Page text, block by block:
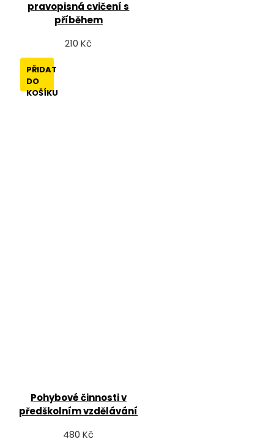
pravopisná cvičení s
příběhem
210 Kč
PŘIDAT
DO
KOŠÍKU
Pohybové činnosti v
předškolním vzdělávání
480 Kč